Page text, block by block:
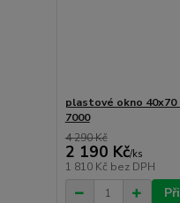
plastové okno 40x70
7000
4 290 Kč
2 190 Kč/ks
1 810 Kč bez DPH